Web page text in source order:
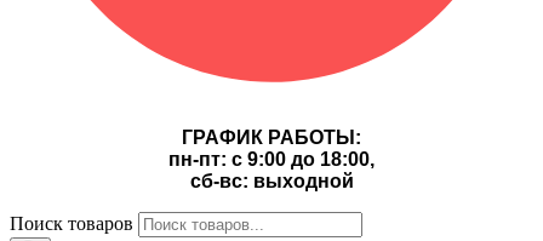
ГРАФИК РАБОТЫ:
пн-пт: с 9:00 до 18:00,
сб-вс: выходной
Поиск товаров